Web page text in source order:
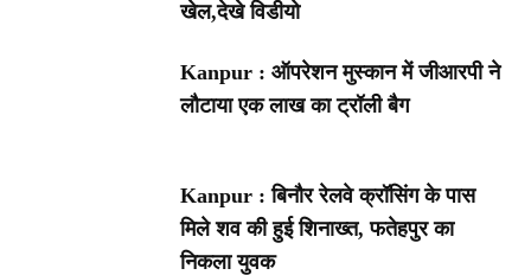
खेल,देखे विडीयो
Kanpur : ऑपरेशन मुस्कान में जीआरपी ने
लौटाया एक लाख का ट्रॉली बैग
Kanpur : बिनौर रेलवे क्रॉसिंग के पास
मिले शव की हुई शिनाख्त, फतेहपुर का
निकला युवक